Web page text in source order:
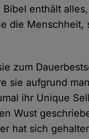
enthält
die Menschheit,
zum
sie aufgrund
ihr Unique
Wust
hat sich